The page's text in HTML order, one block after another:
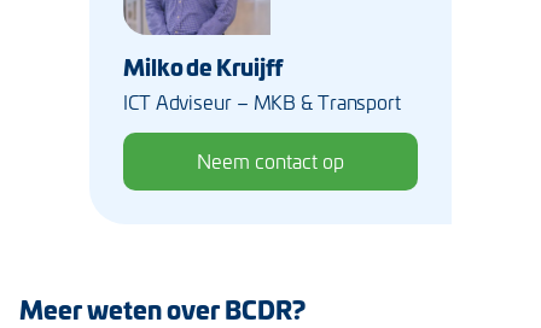
Milko de Kruijff
ICT Adviseur – MKB & Transport
Neem contact op
Meer weten over BCDR?